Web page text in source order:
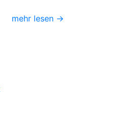
mehr lesen →